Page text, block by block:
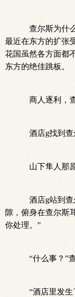
查尔斯为什
最近在东方的扩张
花国虽然各方面都
东方的绝佳跳板。
商人逐利，
酒店g找到查
山下隼人那
酒店g站到查
隙，俯身在查尔斯
你处理。”
“什么事？”
“酒店里发生